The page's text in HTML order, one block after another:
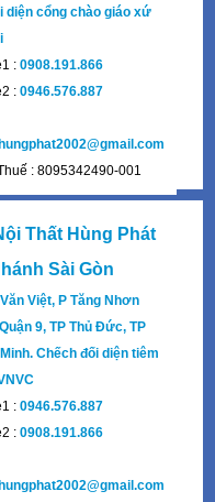
diện cổng chào giáo xứ
:0908.191.866
:0946.576.887
: 8095342490-001
Thất Hùng Phát
Sài Gòn
Việt, P Tăng Nhơn
9, TP Thủ Đức, TP
Chếch đối diện tiêm
:0946.576.887
:0908.191.866